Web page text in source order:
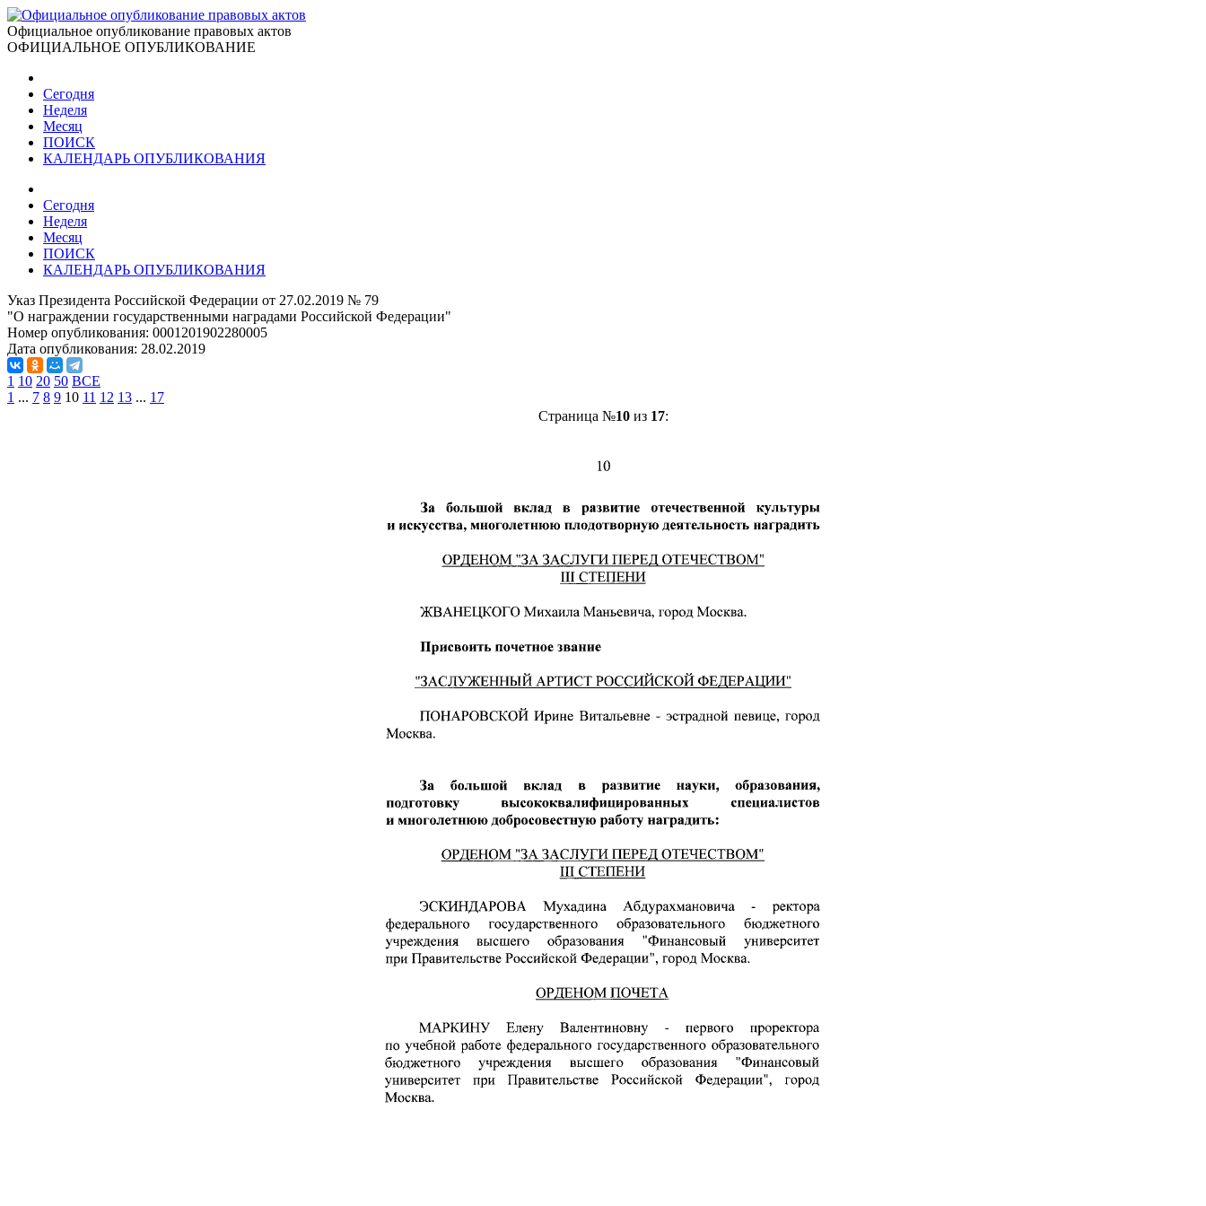
Официальное опубликование правовых актов
ОФИЦИАЛЬНОЕ ОПУБЛИКОВАНИЕ
Сегодня
Неделя
Месяц
ПОИСК
КАЛЕНДАРЬ ОПУБЛИКОВАНИЯ
Сегодня
Неделя
Месяц
ПОИСК
КАЛЕНДАРЬ ОПУБЛИКОВАНИЯ
Указ Президента Российской Федерации от 27.02.2019 № 79
"О награждении государственными наградами Российской Федерации"
Номер опубликования: 0001201902280005
Дата опубликования: 28.02.2019
1 10 20 50 ВСЕ
1 ... 7 8 9 10 11 12 13 ... 17
Страница №10из 17: